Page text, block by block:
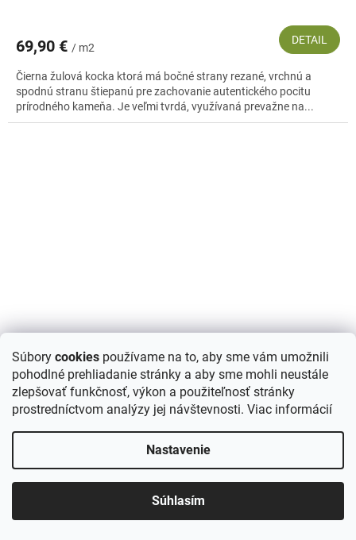
Súbory cookies používame na to, aby sme vám umožnili
pohodlné prehliadanie stránky a aby sme mohli neustále
zlepšovať funkčnosť, výkon a použiteľnosť stránky
prostredníctvom analýzy jej návštevnosti. Viac informácií
Nastavenie
Súhlasím
69,90 € / m2
DETAIL
Čierna žulová kocka ktorá má bočné strany rezané, vrchnú a
spodnú stranu štiepanú pre zachovanie autentického pocitu
prírodného kameňa. Je veľmi tvrdá, využívaná prevažne na...
Žula čierna 4x rezaná kocka 10 x 10 x 6 cm
estetický vzhľad. Žula ako prírodný kameň je známa...